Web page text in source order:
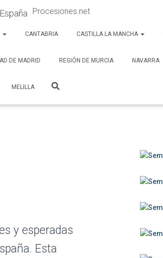
Procesiones.net
CANTABRIA CASTILLA LA MANCHA
DE MADRID REGIÓN DE MURCIA NAVARRA
MELILLA
y esperadas
Esta
c